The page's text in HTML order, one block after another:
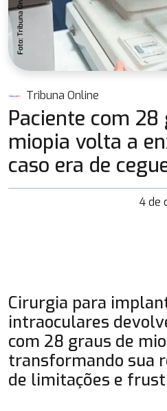
Tribuna Online
Paciente com 28
miopia volta a
caso era de
4 de
Cirurgia para
intraoculares
com 28 graus de
transformando sua
de limitações e